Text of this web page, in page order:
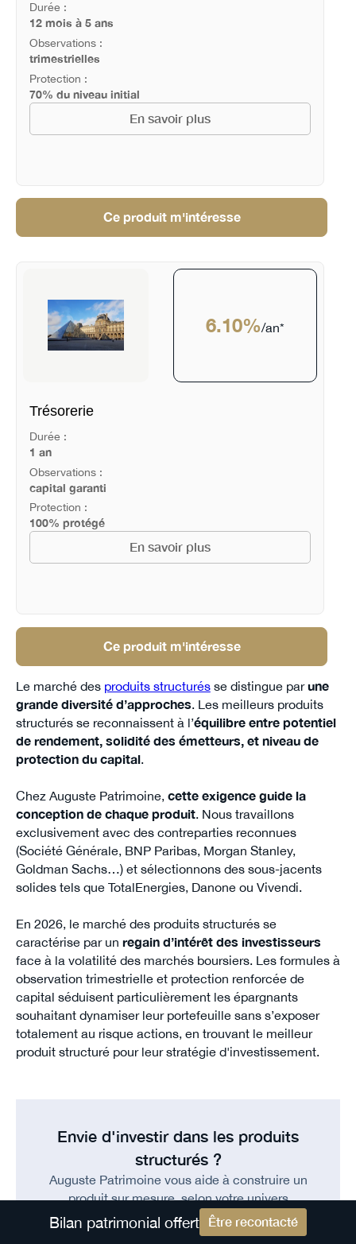
Durée :
12 mois à 5 ans
Observations :
trimestrielles
Protection :
70% du niveau initial
En savoir plus
Ce produit m'intéresse
6.10%/an*
Trésorerie
Durée :
1 an
Observations :
capital garanti
Protection :
100% protégé
En savoir plus
Ce produit m'intéresse
Le marché des produits structurésse distingue parune
grande diversité d’approches. Les meilleurs produits
structurés se reconnaissent à l’équilibre entre potentiel
de rendement, solidité des émetteurs, et niveau de
protection du capital.
Chez Auguste Patrimoine, cette exigence guide la
conception de chaque produit. Nous travaillons
exclusivement avec des contreparties reconnues
(Société Générale, BNP Paribas, Morgan Stanley,
Goldman Sachs…) et sélectionnons des sous-jacents
solides tels que TotalEnergies, Danone ou Vivendi.
En 2026, le marché des produits structurés se
caractérise par un regain d’intérêt des investisseurs
face à la volatilité des marchés boursiers. Les formules à
observation trimestrielle et protection renforcée de
capital séduisent particulièrement les épargnants
souhaitant dynamiser leur portefeuille sans s’exposer
totalement au risque actions, en trouvant le meilleur
produit structuré pour leur stratégie d'investissement.
Envie d'investir dans les produits
structurés ?
Auguste Patrimoine vous aide à construire un
produit sur mesure, selon votre univers
d'investissement et vos objectifs.
Bilan patrimonial offert Être recontacté